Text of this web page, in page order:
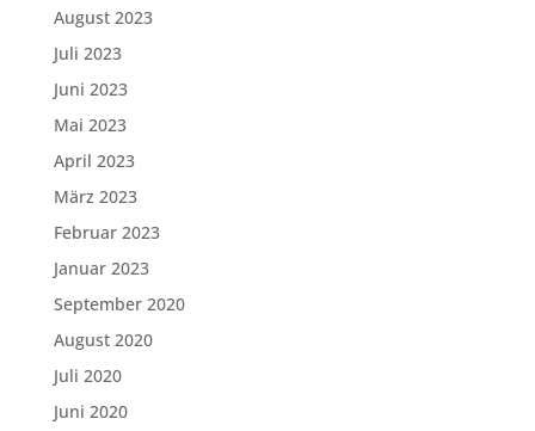
August 2023
Juli 2023
Juni 2023
Mai 2023
April 2023
März 2023
Februar 2023
Januar 2023
September 2020
August 2020
Juli 2020
Juni 2020